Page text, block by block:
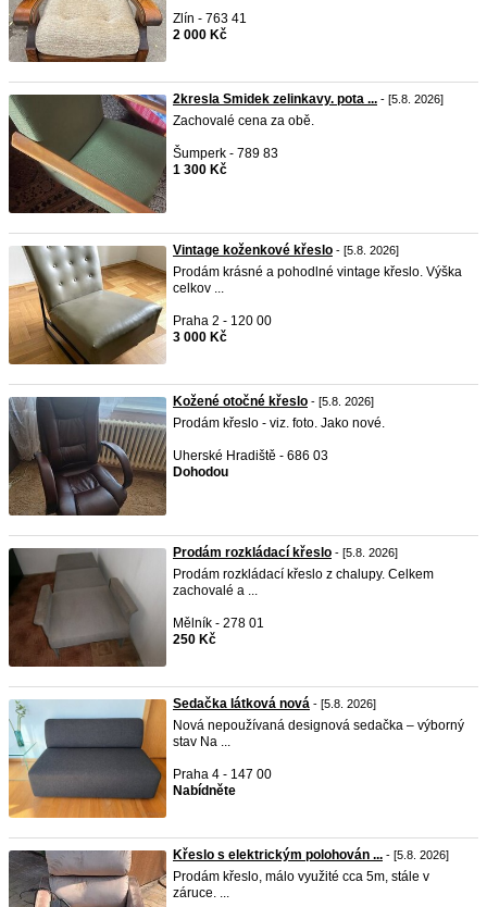
Zlín - 763 41
2 000 Kč
2kresla Smidek zelinkavy. pota ... - [5.8. 2026]
Zachovalé cena za obě.
Šumperk - 789 83
1 300 Kč
Vintage koženkové křeslo - [5.8. 2026]
Prodám krásné a pohodlné vintage křeslo. Výška
celkov ...
Praha 2 - 120 00
3 000 Kč
Kožené otočné křeslo - [5.8. 2026]
Prodám křeslo - viz. foto. Jako nové.
Uherské Hradiště - 686 03
Dohodou
Prodám rozkládací křeslo - [5.8. 2026]
Prodám rozkládací křeslo z chalupy. Celkem
zachovalé a ...
Mělník - 278 01
250 Kč
Sedačka látková nová - [5.8. 2026]
Nová nepoužívaná designová sedačka – výborný
stav Na ...
Praha 4 - 147 00
Nabídněte
Křeslo s elektrickým polohován ... - [5.8. 2026]
Prodám křeslo, málo využité cca 5m, stále v
záruce. ...